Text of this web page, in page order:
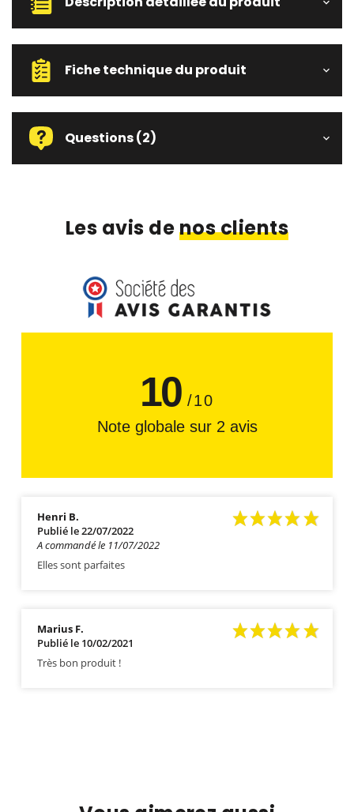
Fiche technique du produit
Questions(2)
Les avis denos clients
10/10
Note globale sur 2 avis
Henri B.
Publié le 22/07/2022
A commandé le 11/07/2022
Elles sont parfaites
Marius F.
Publié le 10/02/2021
Très bon produit !